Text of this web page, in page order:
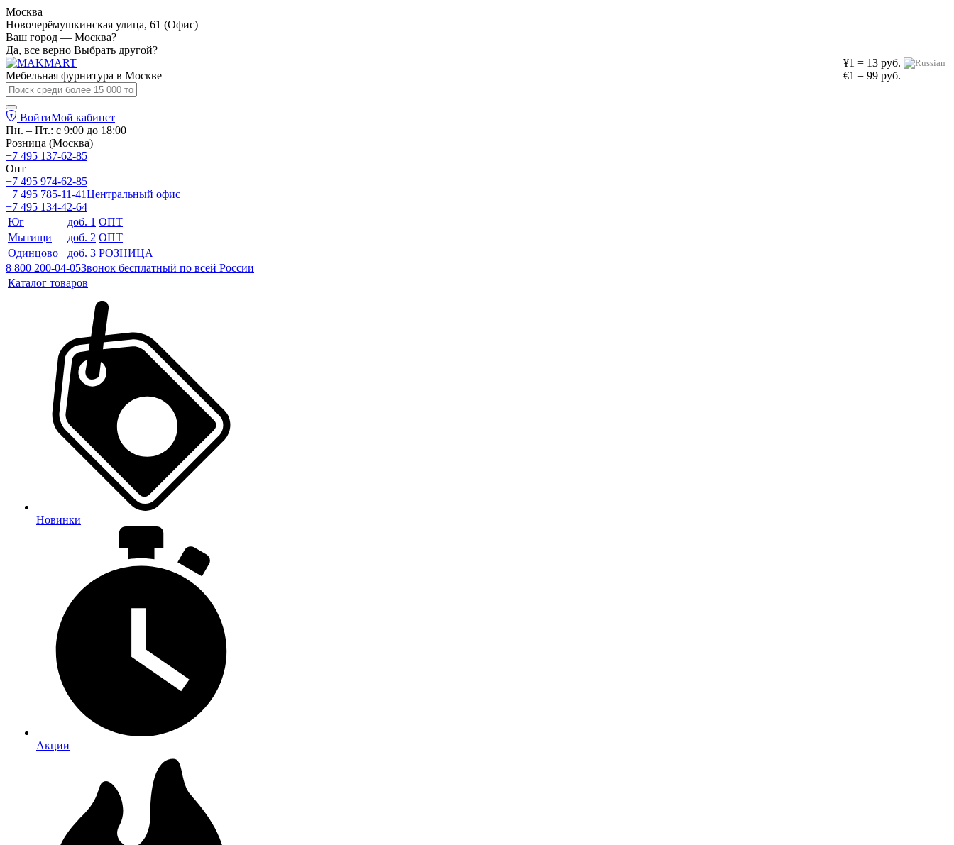
Москва
Новочерёмушкинская улица, 61 (Офис)
Ваш город — Москва?
Да, все верно Выбрать другой?
¥1 = 13 руб.
€1 = 99 руб.
Мебельная фурнитура в Москве
ВойтиМой кабинет
Пн. – Пт.: с 9:00 до 18:00
Розница (Москва)
+7 495 137-62-85
Опт
+7 495 974-62-85
+7 495 785-11-41Центральный офис
+7 495 134-42-64
Юг
доб. 1 ОПТ
Мытищи
доб. 2 ОПТ
Одинцово
доб. 3 РОЗНИЦА
8 800 200-04-05Звонок бесплатный по всей России
Каталог товаров
Новинки
Акции